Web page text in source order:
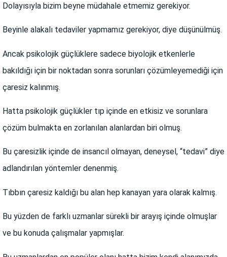
Dolayısıyla bizim beyne müdahale etmemiz gerekiyor.
Beyinle alakalı tedaviler yapmamız gerekiyor, diye düşünülmüş.
Ancak psikolojik güçlüklere sadece biyolojik etkenlerle
bakıldığı için bir noktadan sonra sorunları çözümleyemediği için
çaresiz kalınmış.
Hatta psikolojik güçlükler tıp içinde en etkisiz ve sorunlara
çözüm bulmakta en zorlanılan alanlardan biri olmuş.
Bu çaresizlik içinde de insancıl olmayan, deneysel, “tedavi” diye
adlandırılan yöntemler denenmiş.
Tıbbın çaresiz kaldığı bu alan hep kanayan yara olarak kalmış.
Bu yüzden de farklı uzmanlar sürekli bir arayış içinde olmuşlar
ve bu konuda çalışmalar yapmışlar.